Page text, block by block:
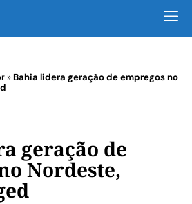
»Bahia lidera geração de empregos no
geração de
Nordeste,